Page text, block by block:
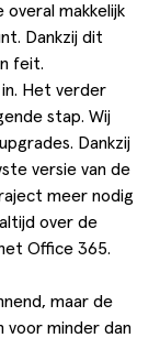
makkelijk
Dankzij dit
feit.
Het verder
stap. Wij
Dankzij
versie van de
meer nodig
over de
Office 365.
maar de
voor minder dan